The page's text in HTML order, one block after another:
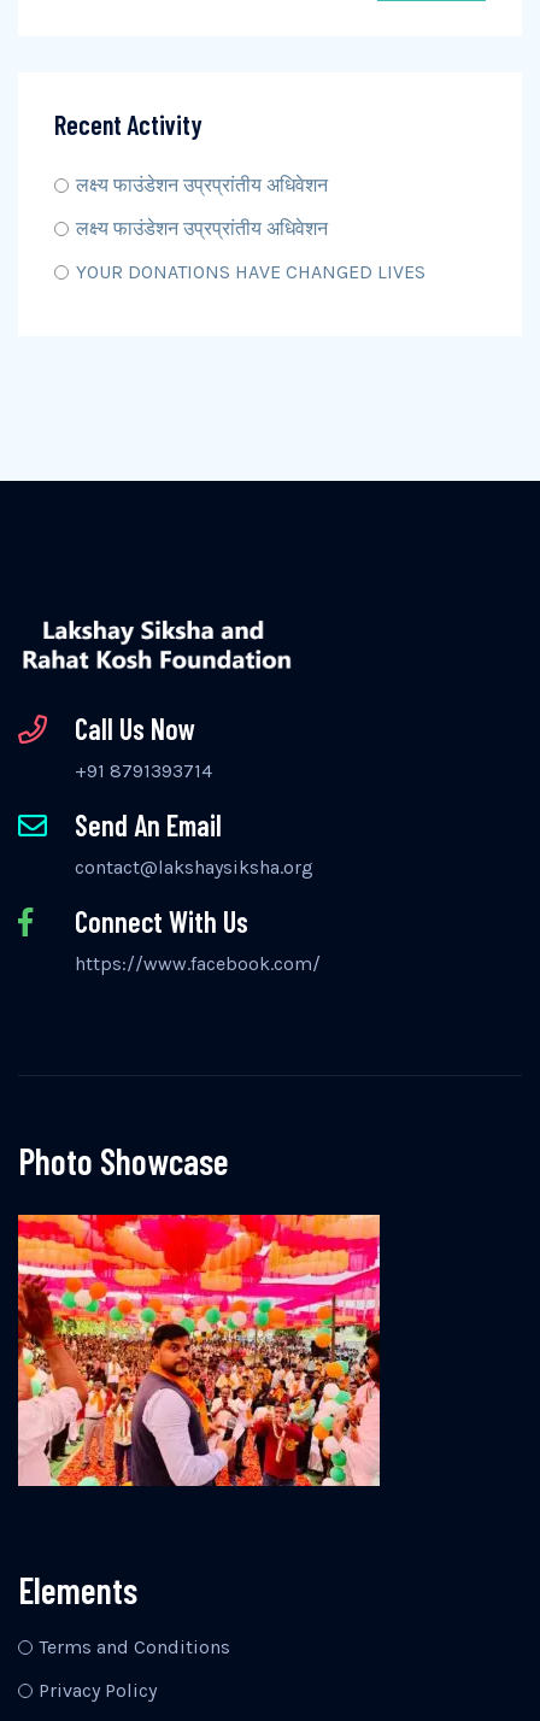
Recent Activity
लक्ष्य फाउंडेशन उप्रप्रांतीय अधिवेशन
लक्ष्य फाउंडेशन उप्रप्रांतीय अधिवेशन
YOUR DONATIONS HAVE CHANGED LIVES
Call Us Now
+91 8791393714
Send An Email
contact@lakshaysiksha.org
Connect With Us
https://www.facebook.com/
Photo Showcase
Elements
Terms and Conditions
Privacy Policy